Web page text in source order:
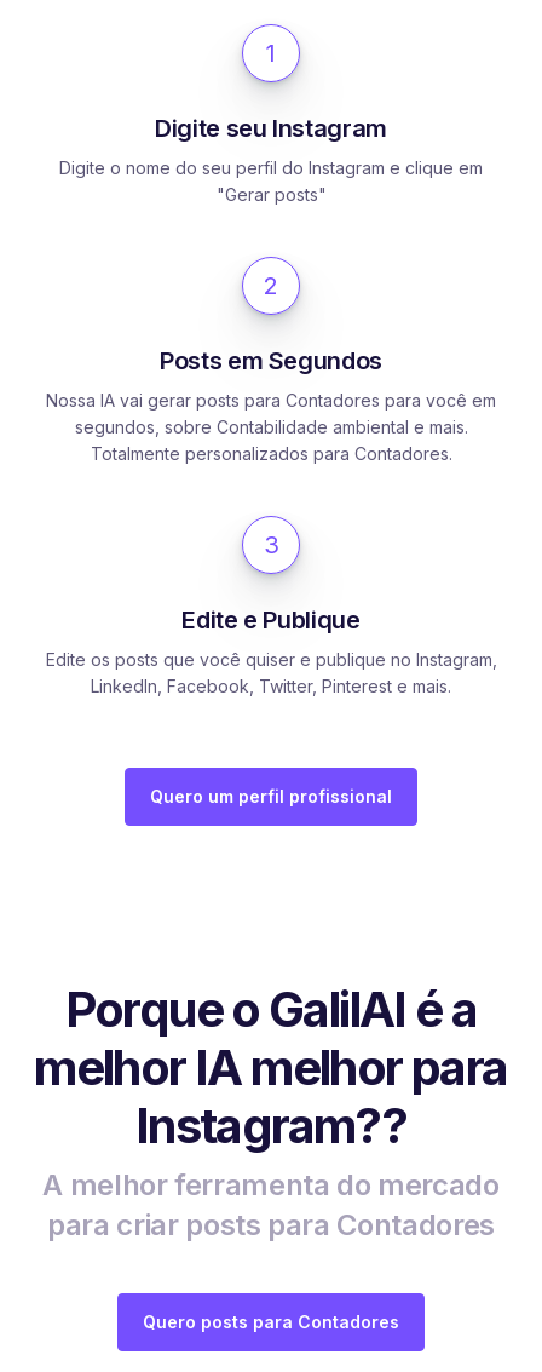
1
Digite seu Instagram
Digite o nome do seu perfil do Instagram e clique em
"Gerar posts"
2
Posts em Segundos
Nossa IA vai gerar posts para Contadores para você em
segundos, sobre Contabilidade ambiental e mais.
Totalmente personalizados para Contadores.
3
Edite e Publique
Edite os posts que você quiser e publique no Instagram,
LinkedIn, Facebook, Twitter, Pinterest e mais.
Quero um perfil profissional
Porque o GalilAI é a
melhor IA melhor para
Instagram??
A melhor ferramenta do mercado
para criar posts para Contadores
Quero posts para Contadores